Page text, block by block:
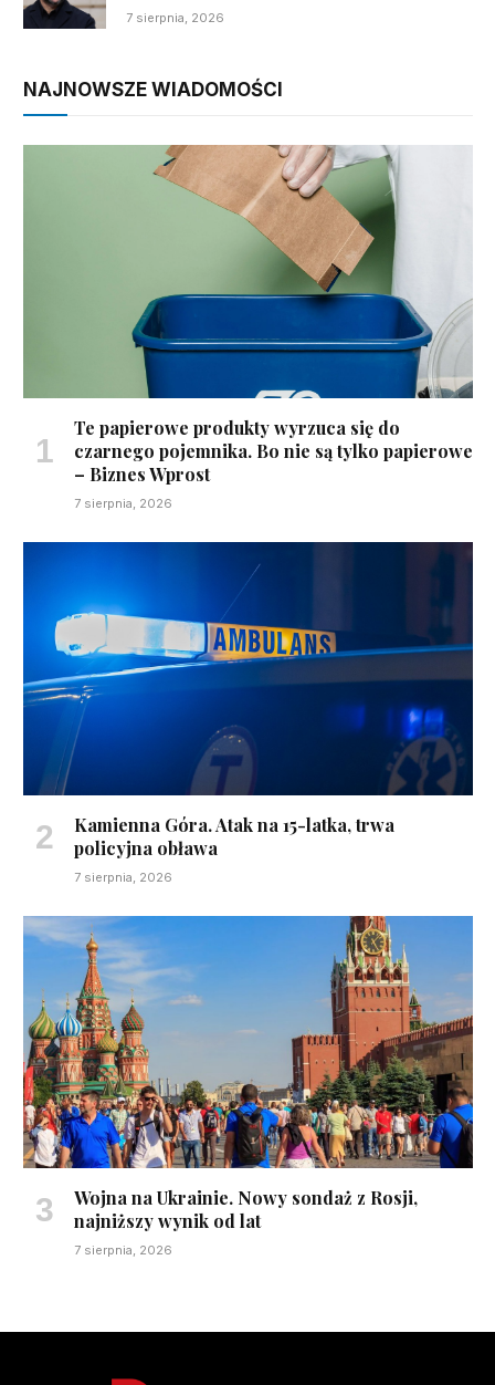
7 sierpnia, 2026
NAJNOWSZE WIADOMOŚCI
Te papierowe produkty wyrzuca się do
czarnego pojemnika. Bo nie są tylko papierowe
– Biznes Wprost
7 sierpnia, 2026
Kamienna Góra. Atak na 15-latka, trwa
policyjna obława
7 sierpnia, 2026
Wojna na Ukrainie. Nowy sondaż z Rosji,
najniższy wynik od lat
7 sierpnia, 2026